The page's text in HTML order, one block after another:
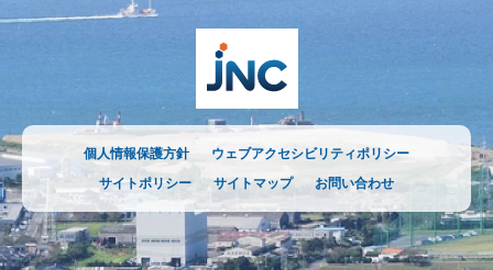
個人情報保護方針
ウェブアクセシビリティポリシー
サイトポリシー
サイトマップ お問い合わせ